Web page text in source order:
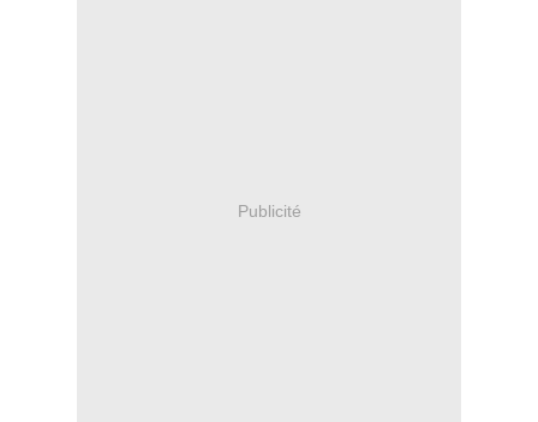
Publicité